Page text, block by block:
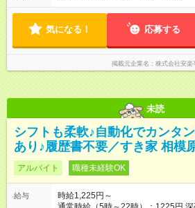
談可能◎
気になる！ 応募する
掲載元企業名 株式会社安楽
未読
シフトも柔軟♪自動化でカンタ
あり♪履歴書不要／すき家 相模
アルバイト 職種未経験OK
給与
時給1,225円～